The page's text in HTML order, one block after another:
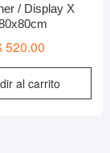
/ Display X
520.00
al carrito